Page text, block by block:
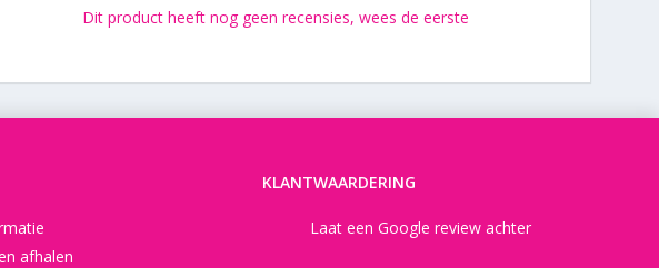
Dit product heeft nog geen recensies, wees de eerste
afhalen
KLANTWAARDERING
Laat een Google review achter